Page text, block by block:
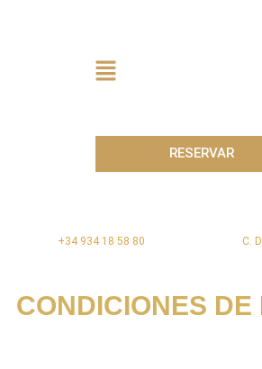
Menú
RESERVAR
+34 934 18 58 80 C.
CONDICIONES DE